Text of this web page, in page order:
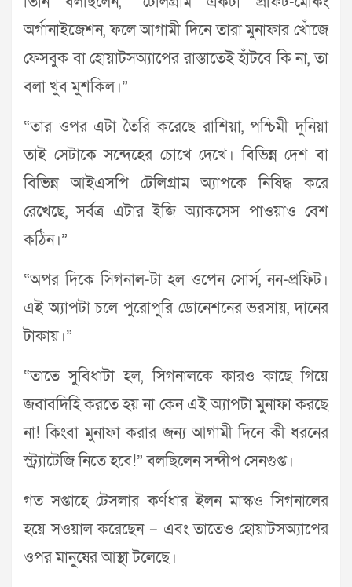
অর্গানাইজেশন, ফলে আগামী দিনে তারা মুনাফার খোঁজে
ফেসবুক বা হোয়াটসঅ্যাপের রাস্তাতেই হাঁটবে কি না, তা
বলা খুব মুশকিল।”
“তার ওপর এটা তৈরি করেছে রাশিয়া, পশ্চিমী দুনিয়া
তাই সেটাকে সন্দেহের চোখে দেখে। বিভিন্ন দেশ বা
বিভিন্ন আইএসপি টেলিগ্রাম অ্যাপকে নিষিদ্ধ করে
রেখেছে, সর্বত্র এটার ইজি অ্যাকসেস পাওয়াও বেশ
কঠিন।”
“অপর দিকে সিগনাল-টা হল ওপেন সোর্স, নন-প্রফিট।
এই অ্যাপটা চলে পুরোপুরি ডোনেশনের ভরসায়, দানের
টাকায়।”
“তাতে সুবিধাটা হল, সিগনালকে কারও কাছে গিয়ে
জবাবদিহি করতে হয় না কেন এই অ্যাপটা মুনাফা করছে
না! কিংবা মুনাফা করার জন্য আগামী দিনে কী ধরনের
স্ট্র্যাটেজি নিতে হবে!” বলছিলেন সন্দীপ সেনগুপ্ত।
গত সপ্তাহে টেসলার কর্ণধার ইলন মাস্কও সিগনালের
হয়ে সওয়াল করেছেন – এবং তাতেও হোয়াটসঅ্যাপের
ওপর মানুষের আস্থা টলেছে।